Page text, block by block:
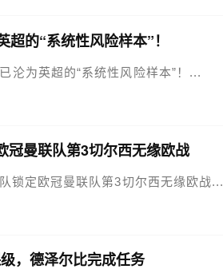
的“系统性风险样本”！
沦为英超的“系统性风险样本”！...
冠曼联队第3切尔西无缘欧战
锁定欧冠曼联队第3切尔西无缘欧战...
，德泽尔比完成任务